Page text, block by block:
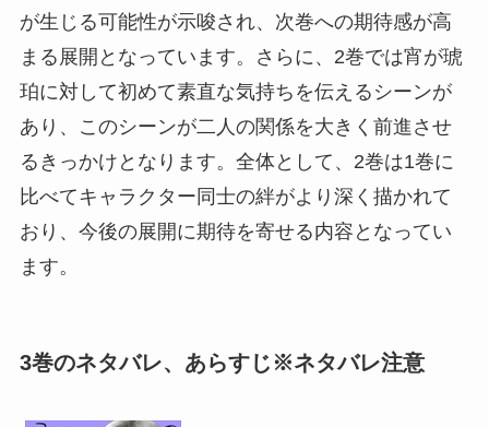
が生じる可能性が示唆され、次巻への期待感が高
まる展開となっています。さらに、2巻では宵が琥
珀に対して初めて素直な気持ちを伝えるシーンが
あり、このシーンが二人の関係を大きく前進させ
るきっかけとなります。全体として、2巻は1巻に
比べてキャラクター同士の絆がより深く描かれて
おり、今後の展開に期待を寄せる内容となってい
ます。
3巻のネタバレ、あらすじ※ネタバレ注意